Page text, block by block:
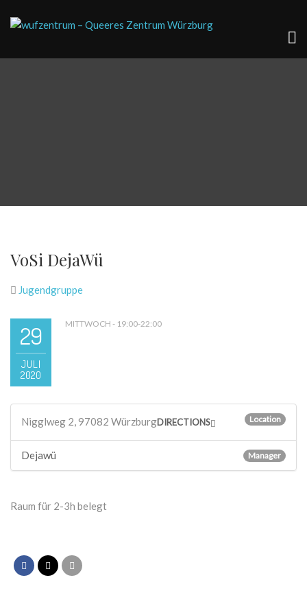
VoSi DejaWü
Jugendgruppe
29
JULI
2020
MITTWOCH - 19:00-22:00
Nigglweg 2, 97082 Würzburg Location
DIRECTIONS
Dejawü Manager
Raum für 2-3h belegt